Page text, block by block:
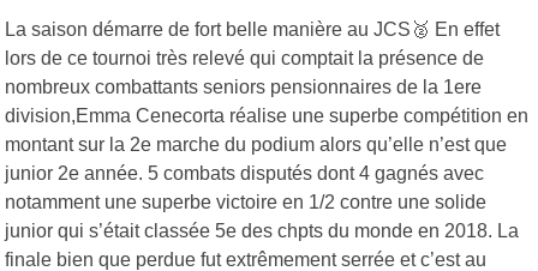
La saison démarre de fort belle manière au JCS🥈 En effet
lors de ce tournoi très relevé qui comptait la présence de
nombreux combattants seniors pensionnaires de la 1ere
division,Emma Cenecorta réalise une superbe compétition en
montant sur la 2e marche du podium alors qu’elle n’est que
junior 2e année. 5 combats disputés dont 4 gagnés avec
notamment une superbe victoire en 1/2 contre une solide
junior qui s’était classée 5e des chpts du monde en 2018. La
finale bien que perdue fut extrêmement serrée et c’est au